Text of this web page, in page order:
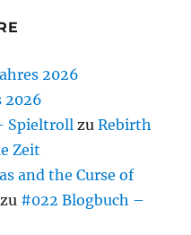
2026
2026
Spieltroll zuRebirth
Zeit
and the Curse of
zu #022 Blogbuch –